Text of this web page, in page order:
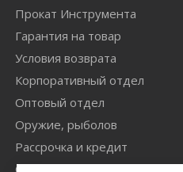
Прокат Инструмента
Гарантия на товар
Условия возврата
Корпоративный отдел
Оптовый отдел
Оружие, рыболов
Рассрочка и кредит
Сертификаты дилерства